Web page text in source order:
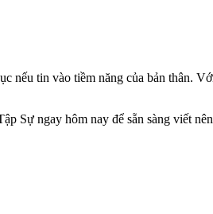
nếu tin vào tiềm năng của bản thân.
Sự ngay hôm nay để sẵn sàng viết